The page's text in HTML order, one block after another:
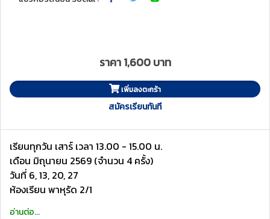
ราคา 1,600 บาท
เพิ่มลงตะกร้า
สมัครเรียนทันที
เรียนทุกวัน เสาร์ เวลา 13.00 - 15.00 น.
เดือน มิถุนายน 2569 (จำนวน 4 ครั้ง)
วันที่ 6, 13, 20, 27
ห้องเรียน พาหุรัด 2/1
อ่านต่อ...